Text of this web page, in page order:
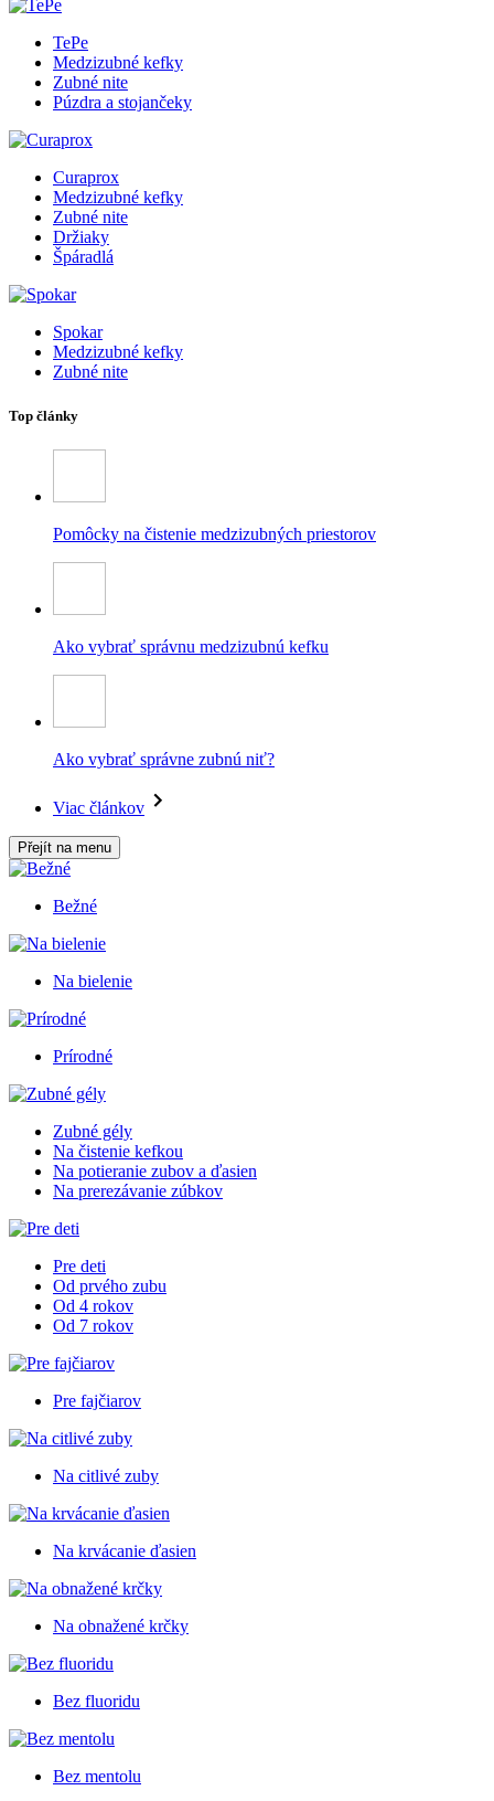
TePe
Medzizubné kefky
Zubné nite
Púzdra a stojančeky
Curaprox
Medzizubné kefky
Zubné nite
Držiaky
Špáradlá
Spokar
Medzizubné kefky
Zubné nite
Top články
Pomôcky na čistenie medzizubných priestorov
Ako vybrať správnu medzizubnú kefku
Ako vybrať správne zubnú niť?
Viac článkov
Přejít na menu
Bežné
Na bielenie
Prírodné
Zubné gély
Na čistenie kefkou
Na potieranie zubov a ďasien
Na prerezávanie zúbkov
Pre deti
Od prvého zubu
Od 4 rokov
Od 7 rokov
Pre fajčiarov
Na citlivé zuby
Na krvácanie ďasien
Na obnažené krčky
Bez fluoridu
Bez mentolu